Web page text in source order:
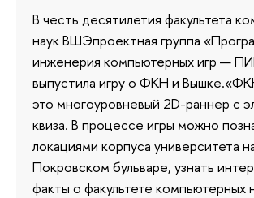
В честь десятилетия факультета
наук ВШЭпроектная группа
инженерия компьютерных игр —
выпустила игру о ФКН и
это многоуровневый 2D-раннер с
квиза. В процессе игры можно
локациями корпуса университета
Покровском бульваре, узнать
факты о факультете компьютерных